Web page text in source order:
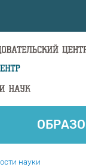
науки